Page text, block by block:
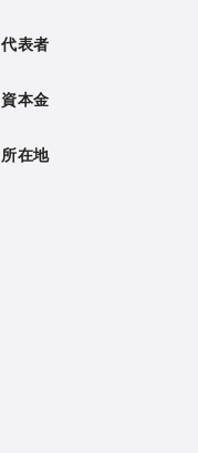
代表者
資本金
所在地